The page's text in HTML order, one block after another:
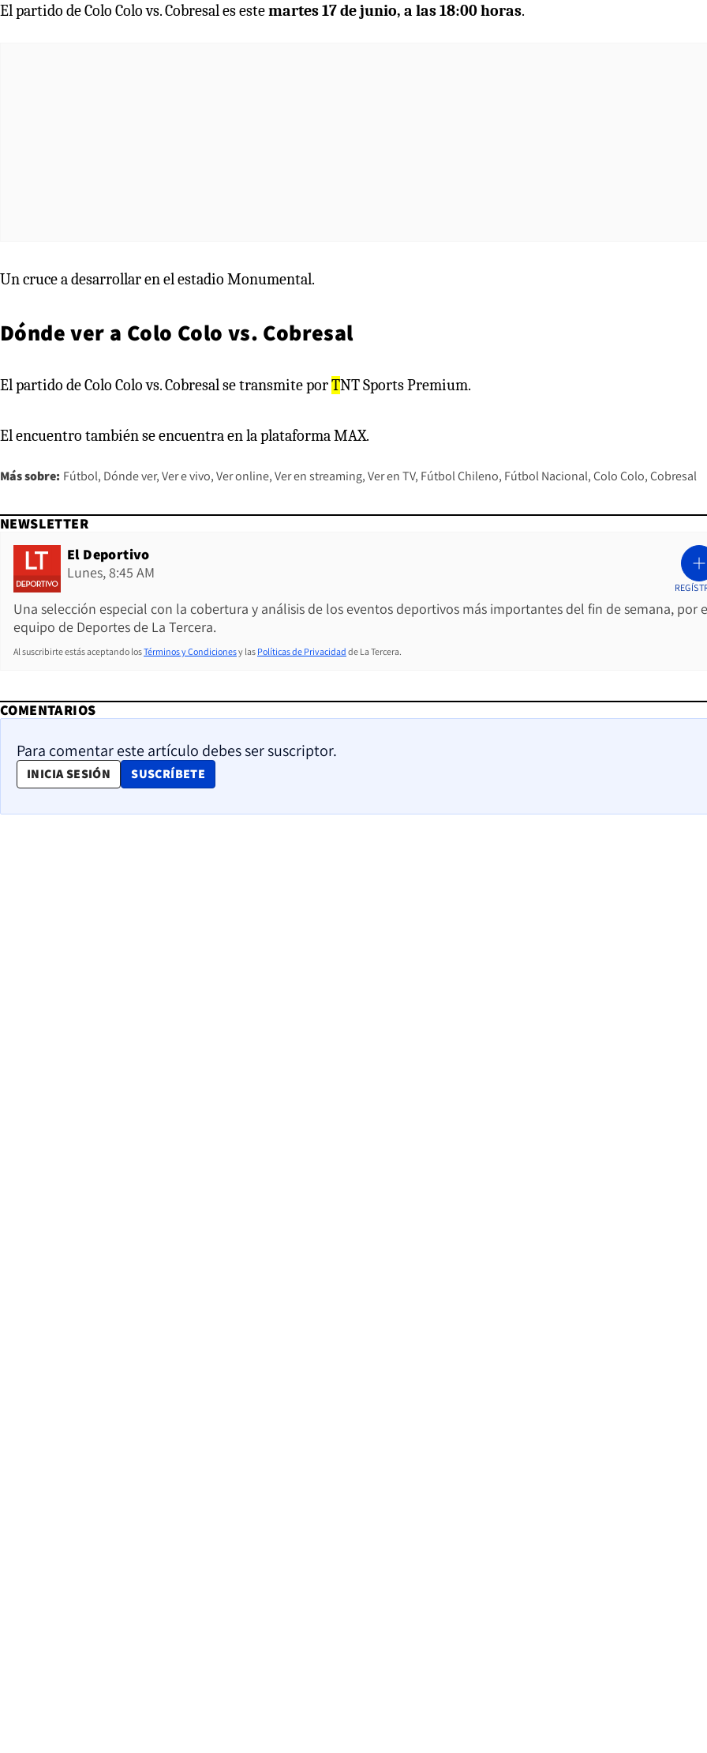
El partido de Colo Colo vs. Cobresal es estemartes 17 de junio, a las 18:00 horas.
Un cruce a desarrollar en el estadio Monumental.
Dónde ver a Colo Colo vs. Cobresal
El partido de Colo Colo vs. Cobresal se transmite porTNT Sports Premium.
El encuentro también se encuentra en la plataforma MAX.
Más sobre: Fútbol Dónde ver Ver e vivo Ver online Ver en streaming Ver en TV Fútbol Chileno Fútbol Nacional Colo Colo Cobresal
NEWSLETTER
El Deportivo
Lunes, 8:45 AM
Una selección especial con la cobertura y análisis de los eventos deportivos más importantes del fin de semana, por
equipo de Deportes de La Tercera.
Al suscribirte estás aceptando losTérminos y Condicionesy las Políticas de Privacidad de La Tercera.
COMENTARIOS
Para comentar este artículo debes ser suscriptor.
INICIA SESIÓN SUSCRÍBETE
OPENS IN NEW WINDOW